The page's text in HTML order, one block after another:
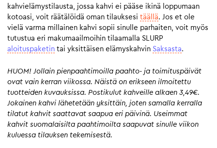
kahvielämystilausta, jossa kahvi ei pääse ikinä loppumaan
kotoasi, voit räätälöidä oman tilauksesi täällä. Jos et ole
vielä varma millainen kahvi sopii sinulle parhaiten, voit myös
tutustua eri makumaailmoihin tilaamalla SLURP
aloituspaketin tai yksittäisen elämyskahvin Saksasta.
HUOM! Jollain pienpaahtimoilla paahto- ja toimituspäivät
ovat vain kerran viikossa. Näistä on erikseen ilmoitettu
tuotteiden kuvauksissa. Postikulut kahveille alkaen 3,49€.
Jokainen kahvi lähetetään yksittäin, joten samalla kerralla
tilatut kahvit saattavat saapua eri päivinä. Useimmat
kahvit suomalaisilta paahtimoilta saapuvat sinulle viikon
kuluessa tilauksen tekemisestä.